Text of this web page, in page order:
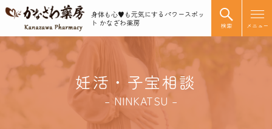
身体も心♥️も元気にするパワースポッ
ト かなざわ薬房
検索 メニュー
妊活・子宝相談
– NINKATSU –